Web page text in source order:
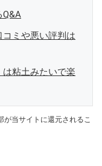
Q&A
ミや悪い評判は
粘土みたいで楽
が当サイトに還元されるこ